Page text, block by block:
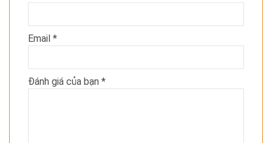
Email *
Đánh giá của bạn *